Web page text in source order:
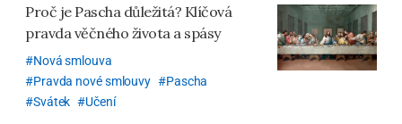
Proč je Pascha důležitá? Klíčová
pravda věčného života a spásy
Nová smlouva
Pravda nové smlouvy
Pascha
Svátek
Učení